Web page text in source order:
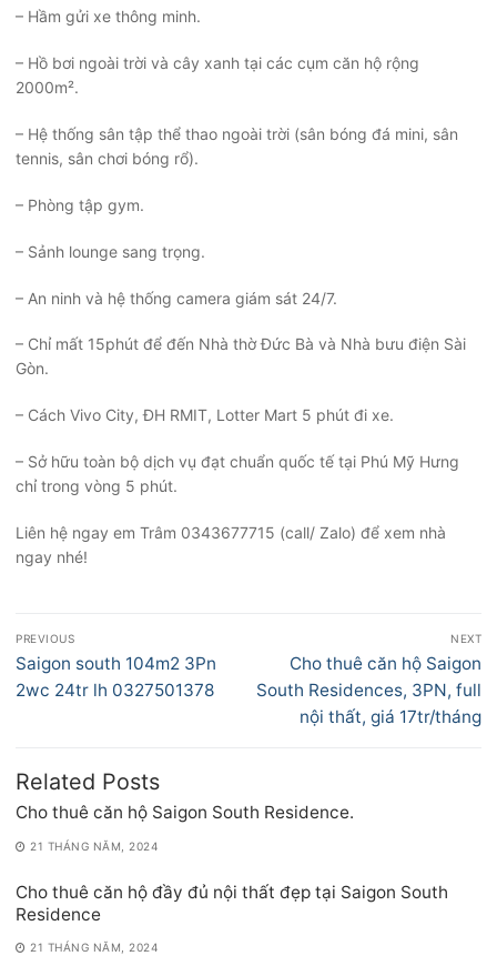
– Hầm gửi xe thông minh.
– Hồ bơi ngoài trời và cây xanh tại các cụm căn hộ rộng
2000m².
– Hệ thống sân tập thể thao ngoài trời (sân bóng đá mini, sân
tennis, sân chơi bóng rổ).
– Phòng tập gym.
– Sảnh lounge sang trọng.
– An ninh và hệ thống camera giám sát 24/7.
– Chỉ mất 15phút để đến Nhà thờ Đức Bà và Nhà bưu điện Sài
Gòn.
– Cách Vivo City, ĐH RMIT, Lotter Mart 5 phút đi xe.
– Sở hữu toàn bộ dịch vụ đạt chuẩn quốc tế tại Phú Mỹ Hưng
chỉ trong vòng 5 phút.
Liên hệ ngay em Trâm 0343677715 (call/ Zalo) để xem nhà
ngay nhé!
Điều
hướng
bài
PREVIOUS
Previous
post:
Saigon south 104m2 3Pn
2wc 24tr lh 0327501378
NEXT
Next
post:
Cho thuê căn hộ Saigon
South Residences, 3PN, full
nội thất, giá 17tr/tháng
Related Posts
Cho thuê căn hộ Saigon South Residence.
21 THÁNG NĂM, 2024
Cho thuê căn hộ đầy đủ nội thất đẹp tại Saigon South
Residence
21 THÁNG NĂM, 2024